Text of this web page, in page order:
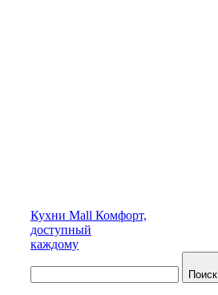
Кухни Mall Комфорт,
доступный
каждому
Поиск